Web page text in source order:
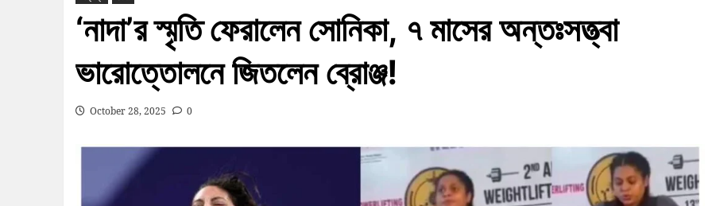
‘নাদা’র স্মৃতি ফেরালেন সোনিকা, ৭ মাসের অন্তঃসত্ত্বা
ভারোত্তোলনে জিতলেন ব্রোঞ্জ!
October 28, 2025 0